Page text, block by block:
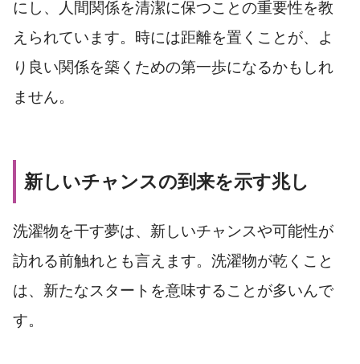
にし、人間関係を清潔に保つことの重要性を教
えられています。時には距離を置くことが、よ
り良い関係を築くための第一歩になるかもしれ
ません。
新しいチャンスの到来を示す兆し
洗濯物を干す夢は、新しいチャンスや可能性が
訪れる前触れとも言えます。洗濯物が乾くこと
は、新たなスタートを意味することが多いんで
す。